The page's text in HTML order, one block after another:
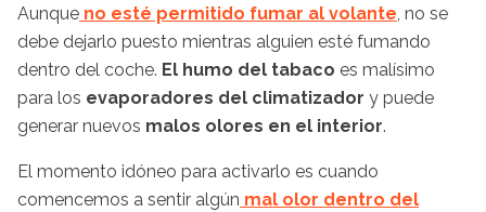
Aunque no esté permitido fumar al volante , no se
debe dejarlo puesto mientras alguien esté fumando
dentro del coche. El humo del tabaco es malísimo
para los evaporadores del climatizador y puede
generar nuevos malos olores en el interior.
El momento idóneo para activarlo es cuando
comencemos a sentir algún mal olor dentro del